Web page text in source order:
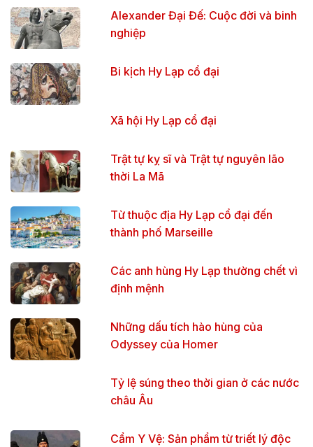
Alexander Đại Đế: Cuộc đời và binh
nghiệp
Bi kịch Hy Lạp cổ đại
Xã hội Hy Lạp cổ đại
Trật tự kỵ sĩ và Trật tự nguyên lão
thời La Mã
Từ thuộc địa Hy Lạp cổ đại đến
thành phố Marseille
Các anh hùng Hy Lạp thường chết vì
định mệnh
Những dấu tích hào hùng của
Odyssey của Homer
Tỷ lệ súng theo thời gian ở các nước
châu Âu
Cẩm Y Vệ: Sản phẩm từ triết lý độc